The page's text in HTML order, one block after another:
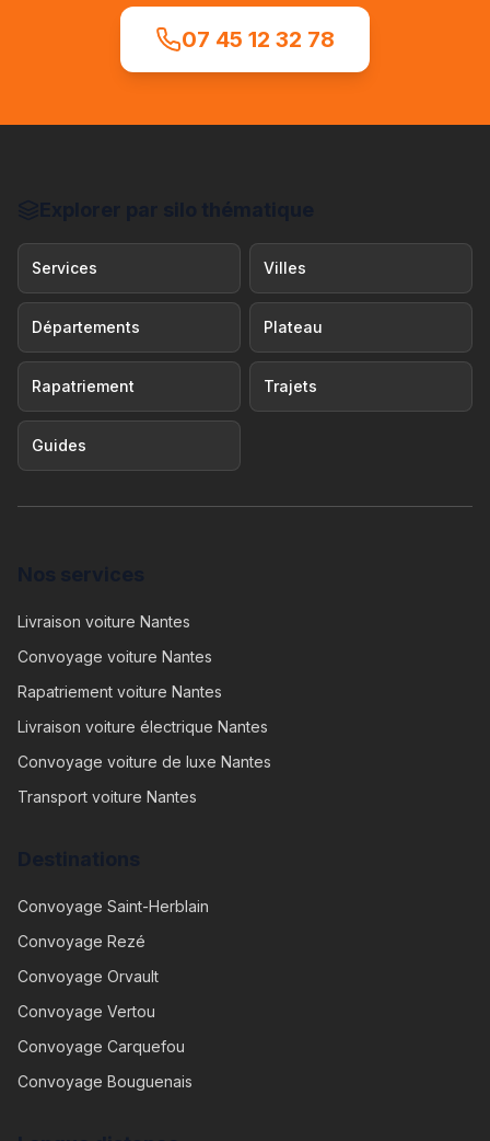
07 45 12 32 78
Services Villes
Départements Plateau
Rapatriement Trajets
Guides
Livraison voiture Nantes
Convoyage voiture Nantes
Rapatriement voiture Nantes
Livraison voiture électrique Nantes
Convoyage voiture de luxe Nantes
Transport voiture Nantes
Convoyage Saint-Herblain
Convoyage Rezé
Convoyage Orvault
Convoyage Vertou
Convoyage Carquefou
Convoyage Bouguenais